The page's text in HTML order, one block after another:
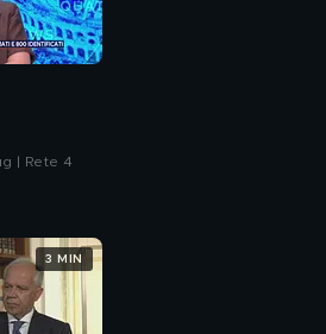
| Rete 4
3 MIN